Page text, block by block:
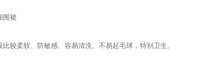
围裙
比较柔软、防敏感、容易清洗、不易起毛球，特别卫生。